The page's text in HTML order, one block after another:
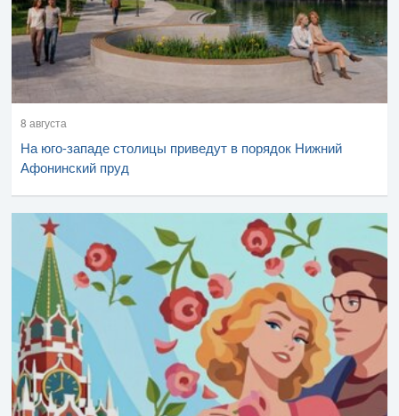
8 августа
На юго-западе столицы приведут в порядок Нижний
Афонинский пруд